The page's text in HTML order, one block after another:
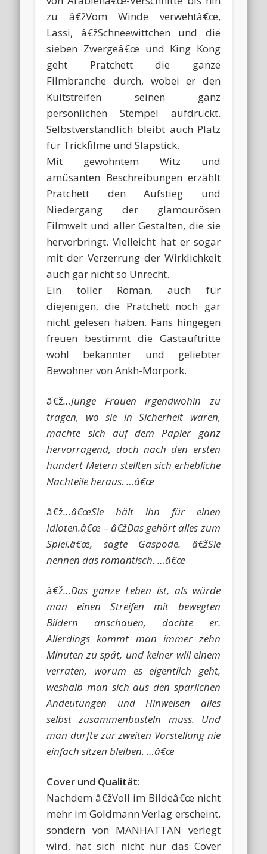
zu â€žVom Winde verwehtâ€œ,
Lassi, â€žSchneewittchen und die
sieben Zwergeâ€œ und King Kong
geht Pratchett die ganze
Filmbranche durch, wobei er den
Kultstreifen seinen ganz
persönlichen Stempel aufdrückt.
Selbstverständlich bleibt auch Platz
für Trickfilme und Slapstick.
Mit gewohntem Witz und
amüsanten Beschreibungen erzählt
Pratchett den Aufstieg und
Niedergang der glamourösen
Filmwelt und aller Gestalten, die sie
hervorbringt. Vielleicht hat er sogar
mit der Verzerrung der Wirklichkeit
auch gar nicht so Unrecht.
Ein toller Roman, auch für
diejenigen, die Pratchett noch gar
nicht gelesen haben. Fans hingegen
freuen bestimmt die Gastauftritte
wohl bekannter und geliebter
Bewohner von Ankh-Morpork.
â€ž…Junge Frauen irgendwohin zu
tragen, wo sie in Sicherheit waren,
machte sich auf dem Papier ganz
hervorragend, doch nach den ersten
hundert Metern stellten sich erhebliche
Nachteile heraus. …â€œ
â€ž…â€œSie hält ihn für einen
Idioten.â€œ – â€žDas gehört alles zum
Spiel.â€œ, sagte Gaspode. â€žSie
nennen das romantisch. …â€œ
â€ž…Das ganze Leben ist, als würde
man einen Streifen mit bewegten
Bildern anschauen, dachte er.
Allerdings kommt man immer zehn
Minuten zu spät, und keiner will einem
verraten, worum es eigentlich geht,
weshalb man sich aus den spärlichen
Andeutungen und Hinweisen alles
selbst zusammenbasteln muss. Und
man durfte zur zweiten Vorstellung nie
einfach sitzen bleiben. …â€œ
Cover und Qualität:
Nachdem â€žVoll im Bildeâ€œ nicht
mehr im Goldmann Verlag erscheint,
sondern von MANHATTAN verlegt
wird, hat sich nicht nur das Cover